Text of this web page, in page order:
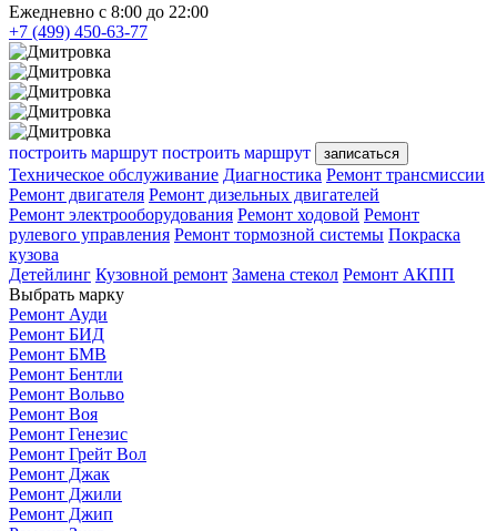
Ежедневно с 8:00 до 22:00
+7 (499) 450-63-77
построить маршрут построить маршрут записаться
Техническое обслуживание Диагностика Ремонт трансмиссии
Ремонт двигателя Ремонт дизельных двигателей
Ремонт электрооборудования Ремонт ходовой Ремонт
рулевого управления Ремонт тормозной системы Покраска
кузова
Детейлинг Кузовной ремонт Замена стекол Ремонт АКПП
Выбрать марку
Ремонт Ауди
Ремонт БИД
Ремонт БМВ
Ремонт Бентли
Ремонт Вольво
Ремонт Воя
Ремонт Генезис
Ремонт Грейт Вол
Ремонт Джак
Ремонт Джили
Ремонт Джип